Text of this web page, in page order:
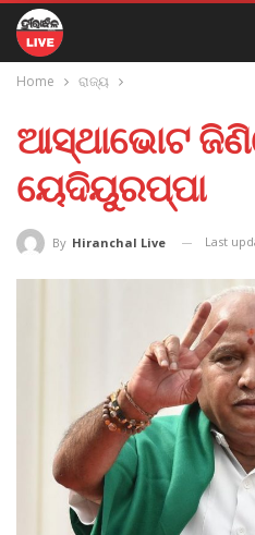
Home ରାଜ୍ୟ
ଆସ୍ଥାଭୋଟ
ୟେଦିୟୁରପ୍ପା
By Hiranchal Live Last